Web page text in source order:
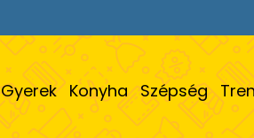
Gyerek Konyha Szépség